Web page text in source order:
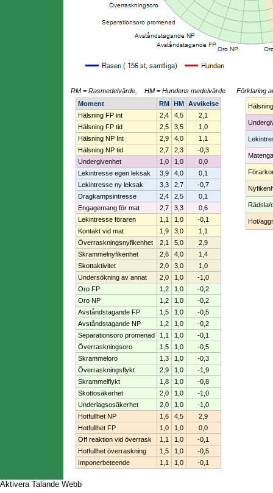
RM = Rasmedelvärde, HM = Hundens medelvärde
Moment
RM HM
Avvikelse
Hälsning FP int
2,4 4,5
2,1
Hälsning FP tid
2,5 3,5
1,0
Hälsning NP Int
2,9 4,0
1,1
Hälsning NP tid
2,7 2,3
-0,3
Undergivenhet
1,0 1,0
0,0
Lekintresse egen leksak
3,9 4,0
0,1
Lekintresse ny leksak
3,3 2,7
-0,7
Dragkampsintresse
2,4 2,5
0,1
Engagemang för mat
2,7 3,3
0,6
Lekintresse föraren
1,1 1,0
-0,1
Kontakt vid mat
1,9 3,0
1,1
Överraskningsnyfikenhet
2,1 5,0
2,9
Skrammelnyfikenhet
2,6 4,0
1,4
Skottaktivitet
2,0 3,0
1,0
Undersökning av annat
2,0 1,0
-1,0
Oro FP
1,2 1,0
-0,2
Oro NP
1,2 1,0
-0,2
Avståndstagande FP
1,5 1,0
-0,5
Avståndstagande NP
1,2 1,0
-0,2
Separationsoro promenad
1,1 1,0
-0,1
Överraskningsoro
1,5 1,0
-0,5
Skrammeloro
1,3 1,0
-0,3
Överraskningsflykt
2,9 1,0
-1,9
Skrammelflykt
1,8 1,0
-0,8
Skottosäkerhet
2,0 1,0
-1,0
Underlagsosäkerhet
2,0 1,0
-1,0
Hotfullhet NP
1,6 4,5
2,9
Hotfullhet FP
1,0 1,0
0,0
Off reaktion vid överrask
1,1 1,0
-0,1
Hotfullhet överraskning
1,5 1,0
-0,5
Imponerbeteende
1,1 1,0 -0,1
Förklaring
Hälsning
Rädsla/
Hot/
Aktivera Talande Webb